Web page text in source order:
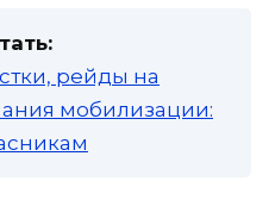
рейды на
мобилизации: